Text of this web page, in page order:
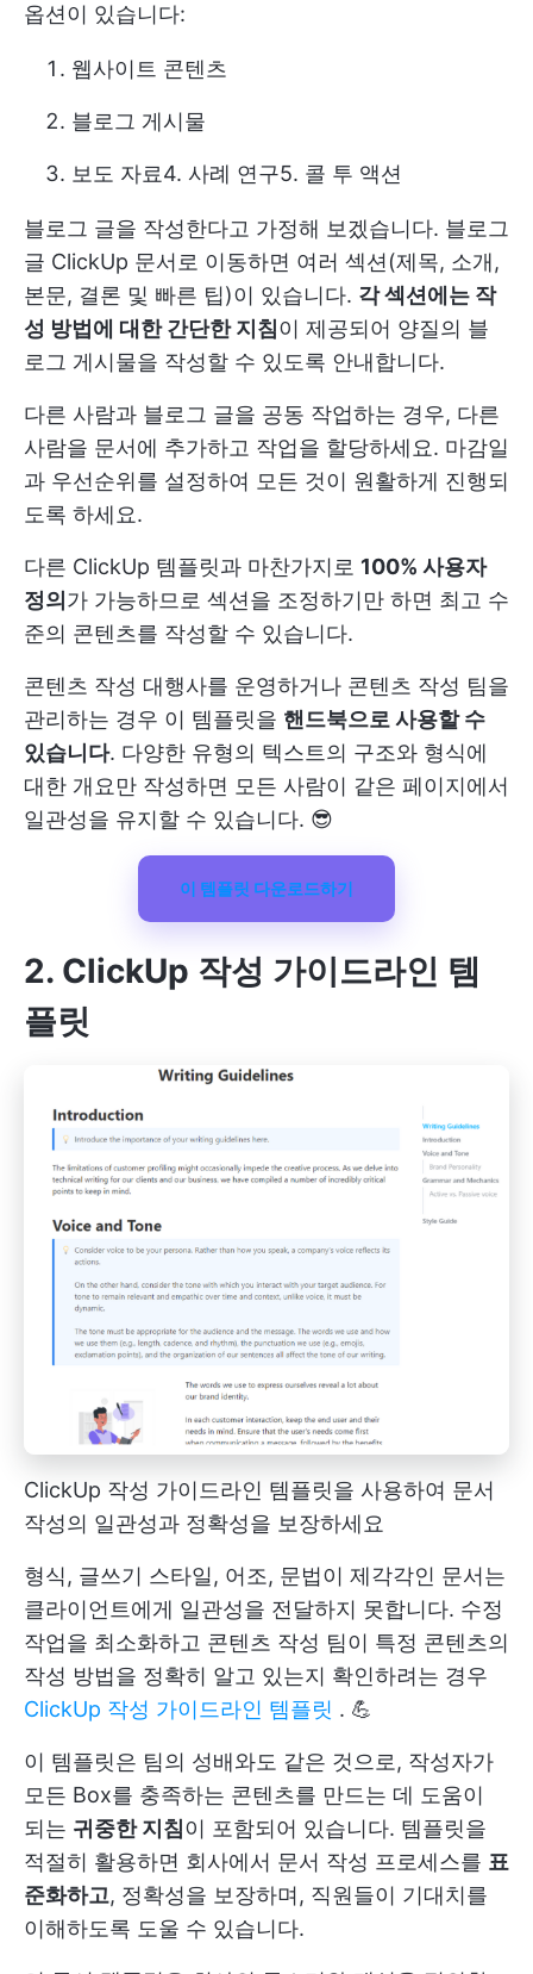
옵션이 있습니다:
웹사이트 콘텐츠
블로그 게시물
보도 자료4. 사례 연구5. 콜 투 액션
블로그 글을 작성한다고 가정해 보겠습니다. 블로그
글 ClickUp 문서로 이동하면 여러 섹션(제목, 소개,
본문, 결론 및 빠른 팁)이 있습니다. 각 섹션에는 작
성 방법에 대한 간단한 지침이 제공되어 양질의 블
로그 게시물을 작성할 수 있도록 안내합니다.
다른 사람과 블로그 글을 공동 작업하는 경우, 다른
사람을 문서에 추가하고 작업을 할당하세요. 마감일
과 우선순위를 설정하여 모든 것이 원활하게 진행되
도록 하세요.
다른 ClickUp 템플릿과 마찬가지로 100% 사용자
정의 가 가능하므로 섹션을 조정하기만 하면 최고 수
준의 콘텐츠를 작성할 수 있습니다.
콘텐츠 작성 대행사를 운영하거나 콘텐츠 작성 팀을
관리하는 경우 이 템플릿을 핸드북으로 사용할 수
있습니다. 다양한 유형의 텍스트의 구조와 형식에
대한 개요만 작성하면 모든 사람이 같은 페이지에서
일관성을 유지할 수 있습니다. 😎
이 템플릿 다운로드하기
2. ClickUp 작성 가이드라인 템
플릿
ClickUp 작성 가이드라인 템플릿을 사용하여 문서
작성의 일관성과 정확성을 보장하세요
형식, 글쓰기 스타일, 어조, 문법이 제각각인 문서는
클라이언트에게 일관성을 전달하지 못합니다. 수정
작업을 최소화하고 콘텐츠 작성 팀이 특정 콘텐츠의
작성 방법을 정확히 알고 있는지 확인하려는 경우
ClickUp 작성 가이드라인 템플릿 . 💪
이 템플릿은 팀의 성배와도 같은 것으로, 작성자가
모든 Box를 충족하는 콘텐츠를 만드는 데 도움이
되는 귀중한 지침이 포함되어 있습니다. 템플릿을
적절히 활용하면 회사에서 문서 작성 프로세스를 표
준화하고, 정확성을 보장하며, 직원들이 기대치를
이해하도록 도울 수 있습니다.